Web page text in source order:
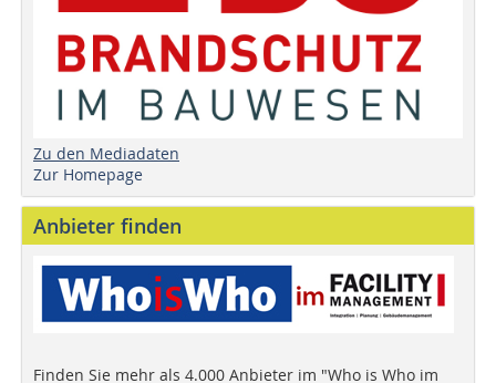
Zu den Mediadaten
Zur Homepage
Anbieter finden
Finden Sie mehr als 4.000 Anbieter im "Who is Who im